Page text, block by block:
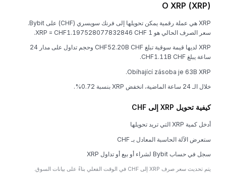
O XRP (XRP)
XRP هي عملة رقمية يمكن تحويلها إلى فرنك سويسري (CHF) على Bybit.
سعر الصرف الحالي هو 1 XRP = CHF1.197528077832846 CHF.
XRP لديها قيمة سوقية تبلغ CHF52.20B CHF وحجم تداول على مدار 24
ساعة يبلغ CHF1.11B CHF.
Obíhající zásoba je 63B XRP.
خلال الـ 24 ساعة الماضية، انخفض XRP بنسبة 0.72%.
كيفية تحويل XRP إلى CHF
أدخل كمية XRP التي تريد تحويلها
ستعرض الآلة الحاسبة المعادل بـ CHF
سجل في حساب Bybit لشراء أو بيع أو تداول XRP
يتم تحديث سعر صرف XRP إلى CHF في الوقت الفعلي بناءً على بيانات السوق.